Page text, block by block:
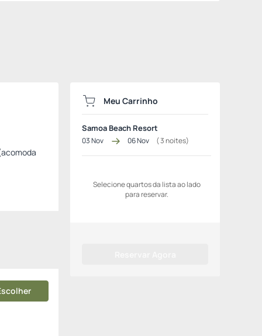
Meu Carrinho
Samoa Beach Resort
03 Nov 06 Nov (3noites)
Selecione quartos da lista ao lado
para reservar.